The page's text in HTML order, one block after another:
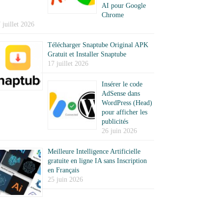
AI pour Google
Chrome
juillet 2026
Télécharger Snaptube Original APK
Gratuit et Installer Snaptube
17 juillet 2026
Insérer le code
AdSense dans
WordPress (Head)
pour afficher les
publicités
26 juin 2026
Meilleure Intelligence Artificielle
gratuite en ligne IA sans Inscription
en Français
25 juin 2026